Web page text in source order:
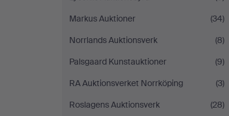
Markus Auktioner
(34)
Norrlands Auktionsverk
(8)
Palsgaard Kunstauktioner
(9)
RA Auktionsverket Norrköping
(3)
Roslagens Auktionsverk
(28)